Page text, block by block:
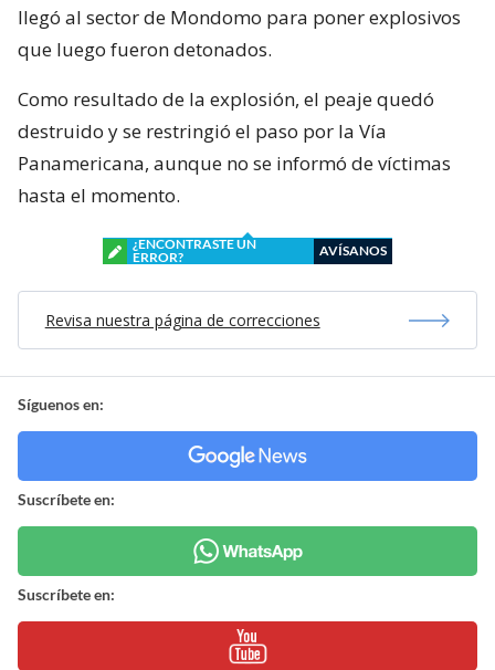
llegó al sector de Mondomo para poner explosivos
que luego fueron detonados.
Como resultado de la explosión, el peaje quedó
destruido y se restringió el paso por la Vía
Panamericana, aunque no se informó de víctimas
hasta el momento.
¿ENCONTRASTE UN
ERROR?
AVÍSANOS
Revisa nuestra página de correcciones
Síguenos en:
Suscríbete en:
Suscríbete en: